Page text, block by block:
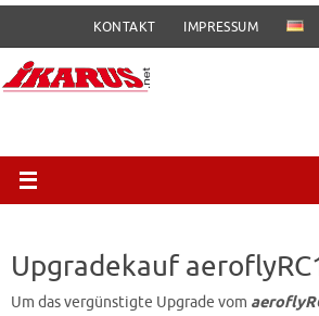
Inhalt
springen
KONTAKT IMPRESSUM
Upgradekauf
Um das vergünstigte Upgrade vom